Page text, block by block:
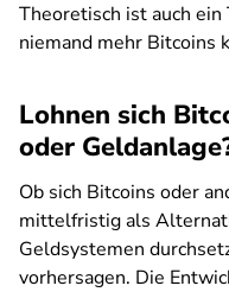
Theoretisch ist auch
niemand mehr Bitcoins
Lohnen sich
oder
Ob sich Bitcoins oder
mittelfristig als
Geldsystemen
vorhersagen. Die